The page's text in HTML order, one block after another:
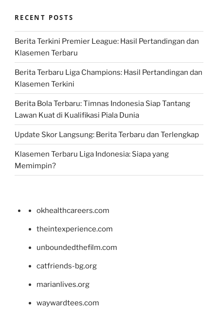
RECENT POSTS
Berita Terkini Premier League: Hasil Pertandingan dan
Klasemen Terbaru
Berita Terbaru Liga Champions: Hasil Pertandingan dan
Klasemen Terkini
Berita Bola Terbaru: Timnas Indonesia Siap Tantang
Lawan Kuat di Kualifikasi Piala Dunia
Update Skor Langsung: Berita Terbaru dan Terlengkap
Klasemen Terbaru Liga Indonesia: Siapa yang
Memimpin?
okhealthcareers.com
theintexperience.com
unboundedthefilm.com
catfriends-bg.org
marianlives.org
waywardtees.com